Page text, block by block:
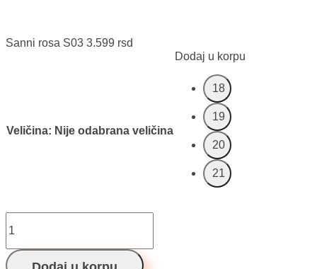
Sanni rosa S03 3.599 rsd
Veličina: Nije odabrana veličina
Dodaj u korpu
18
19
20
21
rosa
količina